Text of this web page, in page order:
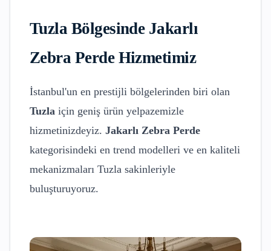
Tuzla Bölgesinde Jakarlı
Zebra PerdeHizmetimiz
İstanbul'un en prestijli bölgelerinden biri olan
Tuzla için geniş ürün yelpazemizle
hizmetinizdeyiz. Jakarlı Zebra Perde
kategorisindeki en trend modelleri ve en kaliteli
mekanizmaları Tuzla sakinleriyle
buluşturuyoruz.